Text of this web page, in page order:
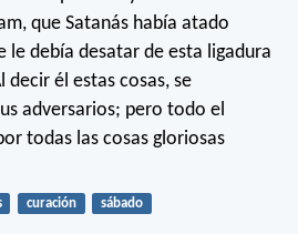
que Satanás había atado
le debía desatar de esta ligadura
decir él estas cosas, se
adversarios; pero todo el
todas las cosas gloriosas
curación sábado